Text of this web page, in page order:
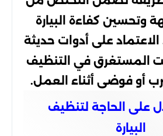
وتحسين كفاءة البيارة
على أدوات حديثة
المستغرق في التنظيف
أو فوضى أثناء العمل.
على الحاجة لتنظيف
البيارة